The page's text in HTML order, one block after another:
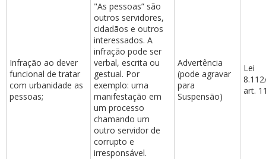
Infração ao dever
funcional de tratar
com urbanidade as
pessoas;
"As pessoas” são
outros servidores,
cidadãos e outros
interessados. A
infração pode ser
verbal, escrita ou
gestual. Por
exemplo: uma
manifestação em
um processo
chamando um
outro servidor de
corrupto e
irresponsável.
Advertência
(pode agravar
para
Suspensão)
Lei
art.